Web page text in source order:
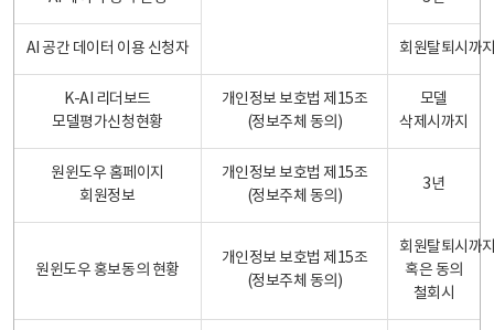
AI 공간 데이터 이용 신청자 회원탈퇴시까
K-AI 리더보드
모델평가신청현황
개인정보 보호법 제15조
(정보주체 동의)
모델
삭제시까지
원윈도우 홈페이지
회원정보
개인정보 보호법 제15조
(정보주체 동의)
3년
원윈도우 홍보동의 현황
개인정보 보호법 제15조
(정보주체 동의)
회원탈퇴시까
혹은 동의
철회시